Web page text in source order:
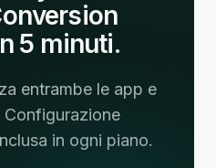
5 minuti.
entrambe le app e
in ogni piano.